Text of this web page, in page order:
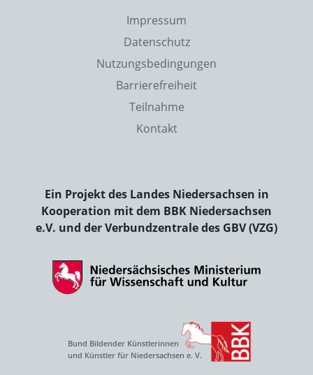
Impressum
Datenschutz
Nutzungsbedingungen
Barrierefreiheit
Teilnahme
Kontakt
Ein Projekt des Landes Niedersachsen in
Kooperation mit dem BBK Niedersachsen
e.V. und der Verbundzentrale des GBV (VZG)
Bund Bildender Künstlerinnen
und Künstler für Niedersachsen e. V.